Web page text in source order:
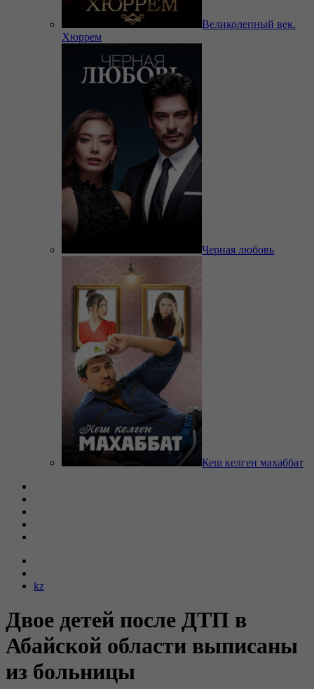
Великолепный век.
Хюррем
Черная любовь
Кеш келген махаббат
kz
Двое детей после ДТП в
Абайской области выписаны
из больницы